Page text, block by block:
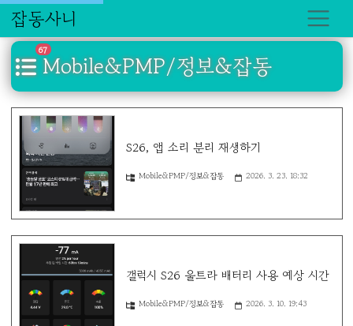
잡동사니
67
Mobile&PMP/정보&잡동
S26, 앱 소리 분리 재생하기
Mobile&PMP/정보&잡동 2026. 3. 23. 18:32
갤럭시 S26 울트라 배터리 사용 예상 시간
Mobile&PMP/정보&잡동 2026. 3. 10. 19:43